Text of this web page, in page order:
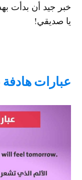
خبر جيد أن بدأت
يا صديقي!
عبارات هادفة